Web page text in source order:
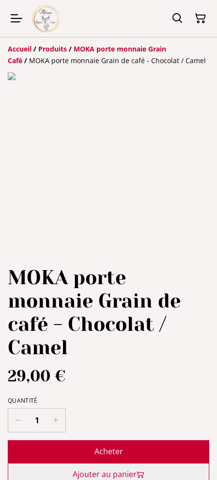
Accueil / Produits / MOKA porte monnaie Grain
Café / MOKA porte monnaie Grain de café - Chocolat / Camel
MOKA porte
monnaie Grain de
café - Chocolat /
Camel
29,00 €
QUANTITÉ
Acheter
Ajouter au panier